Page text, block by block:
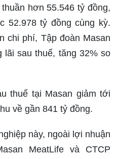
hơn 55.546 tỷ đồng,
52.978 tỷ đồng cùng kỳ.
chi phí, Tập đoàn Masan
lãi sau thuế, tăng 32% so
thuế tại Masan giảm tới
về gần 841 tỷ đồng.
này, ngoài lợi nhuận
MeatLife và CTCP